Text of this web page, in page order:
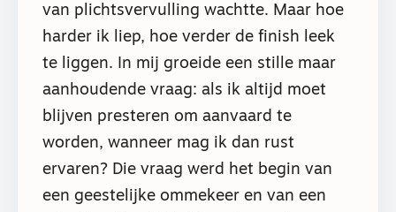
van plichtsvervulling wachtte. Maar hoe
harder ik liep, hoe verder de finish leek
te liggen. In mij groeide een stille maar
aanhoudende vraag: als ik altijd moet
blijven presteren om aanvaard te
worden, wanneer mag ik dan rust
ervaren? Die vraag werd het begin van
een geestelijke ommekeer en van een